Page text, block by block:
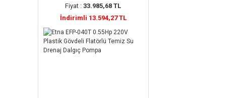
Fiyat :33.985,68 TL
İndirimli 13.594,27 TL